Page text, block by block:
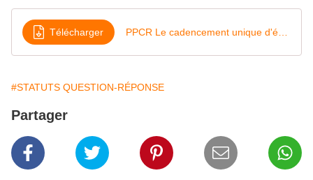
Télécharger
#STATUTS QUESTION-RÉPONSE
Partager